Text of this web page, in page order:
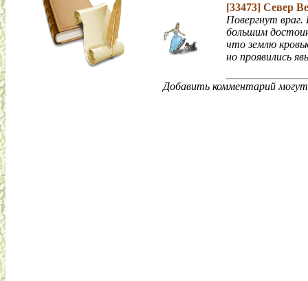
[33473] Север
Повергнут
большим
что землю
но проявились
Добавить комментарий